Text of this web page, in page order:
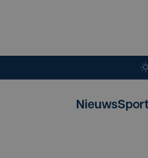
NieuwsSport